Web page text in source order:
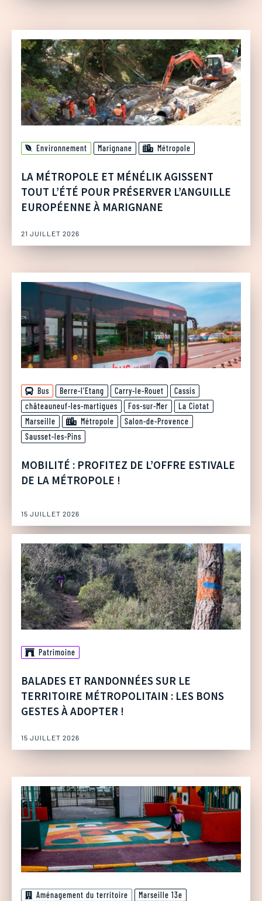
Environnement Marignane Métropole
LA MÉTROPOLE ET MÉNÉLIK AGISSENT
TOUT L’ÉTÉ POUR PRÉSERVER L’ANGUILLE
EUROPÉENNE À MARIGNANE
21 JUILLET 2026
Bus Berre-l'Etang Carry-le-Rouet
Cassis
châteauneuf-les-martigues
Fos-sur-Mer
La Ciotat
Marseille
Métropole
Salon-de-Provence
Sausset-les-Pins
MOBILITÉ : PROFITEZ DE L’OFFRE ESTIVALE
DE LA MÉTROPOLE !
15 JUILLET 2026
Patrimoine
BALADES ET RANDONNÉES SUR LE
TERRITOIRE MÉTROPOLITAIN : LES BONS
GESTES À ADOPTER !
15 JUILLET 2026
Aménagement du territoire
Marseille 13e